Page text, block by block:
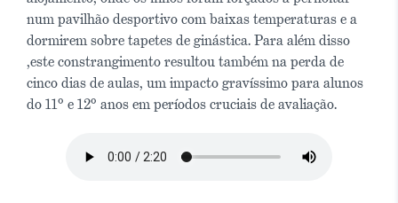
num pavilhão desportivo com baixas temperaturas e a
dormirem sobre tapetes de ginástica. Para além disso
,este constrangimento resultou também na perda de
cinco dias de aulas, um impacto gravíssimo para alunos
do 11º e 12º anos em períodos cruciais de avaliação.